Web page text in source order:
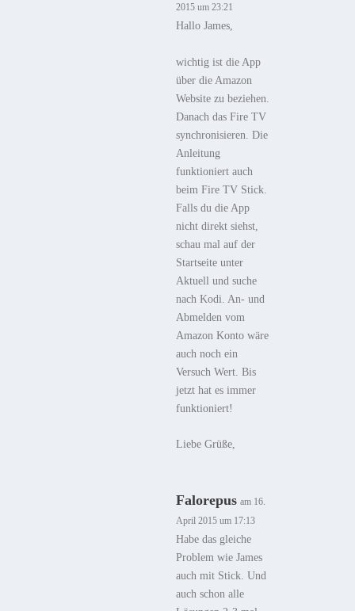
2015 um 23:21
Hallo James,
wichtig ist die App
über die Amazon
Website zu beziehen.
Danach das Fire TV
synchronisieren. Die
Anleitung
funktioniert auch
beim Fire TV Stick.
Falls du die App
nicht direkt siehst,
schau mal auf der
Startseite unter
Aktuell und suche
nach Kodi. An- und
Abmelden vom
Amazon Konto wäre
auch noch ein
Versuch Wert. Bis
jetzt hat es immer
funktioniert!
Liebe Grüße,
Falorepus am 16.
April 2015 um 17:13
Habe das gleiche
Problem wie James
auch mit Stick. Und
auch schon alle